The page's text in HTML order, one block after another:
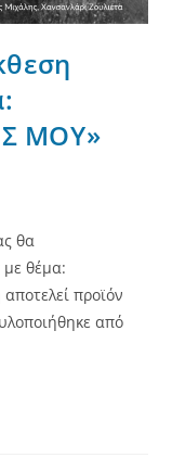
ΜΟΥ»
θα
θέμα:
προϊόν
από